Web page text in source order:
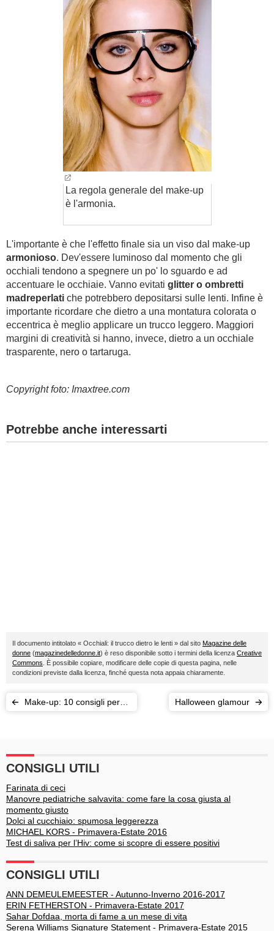
La regola generale del make-up
è l'armonia.
L'importante è che l'effetto finale sia un viso dal make-up
armonioso. Dev'essere luminoso dal momento che gli
occhiali tendono a spegnere un po' lo sguardo e ad
accentuare le occhiaie. Vanno evitati glitter o ombretti
madreperlati che potrebbero depositarsi sulle lenti. Infine è
importante ricordare che dietro a una montatura colorata o
eccentrica è meglio applicare un trucco leggero. Maggiori
margini di creatività si hanno, invece, dietro a un occhiale
trasparente, nero o tartaruga.
Copyright foto: Imaxtree.com
Potrebbe anche interessarti
Il documento intitolato « Occhiali: il trucco dietro le lenti » dal sito Magazine delle
donne (magazinedelledonne.it) è reso disponibile sotto i termini della licenza Creative
Commons . È possibile copiare, modificare delle copie di questa pagina, nelle
condizioni previste dalla licenza, finché questa nota appaia chiaramente.
Make-up: 10 consigli per
Halloween glamour
CONSIGLI UTILI
Farinata di ceci
Manovre pediatriche salvavita: come fare la cosa giusta al
momento giusto
Dolci al cucchiaio: spumosa leggerezza
MICHAEL KORS - Primavera-Estate 2016
Test di saliva per l’Hiv: come si scopre di essere positivi
CONSIGLI UTILI
ANN DEMEULEMEESTER - Autunno-Inverno 2016-2017
ERIN FETHERSTON - Primavera-Estate 2017
Sahar Dofdaa, morta di fame a un mese di vita
Serena Williams Signature Statement - Primavera-Estate 2015